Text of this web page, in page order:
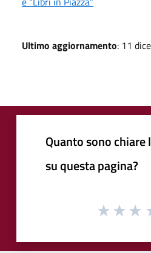
Ultimo aggiornamento: 11
Quanto sono
su questa pagina?